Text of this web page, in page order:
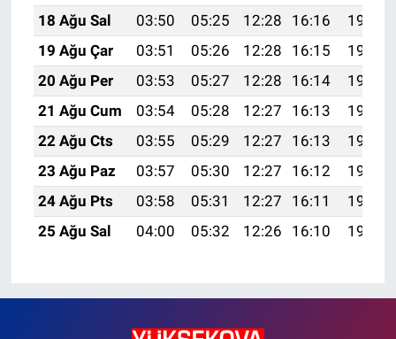
18 Ağu Sal
03:50 05:25 12:28 16:16
19:21
19 Ağu Çar
03:51 05:26 12:28 16:15
19:20
20 Ağu Per
03:53 05:27 12:28 16:14
19:18
21 Ağu Cum
03:54 05:28 12:27 16:13
19:17
22 Ağu Cts
03:55 05:29 12:27 16:13
19:15
23 Ağu Paz
03:57 05:30 12:27 16:12
19:14
24 Ağu Pts
03:58 05:31 12:27 16:11
19:12
25 Ağu Sal
04:00 05:32 12:26 16:10 19:11